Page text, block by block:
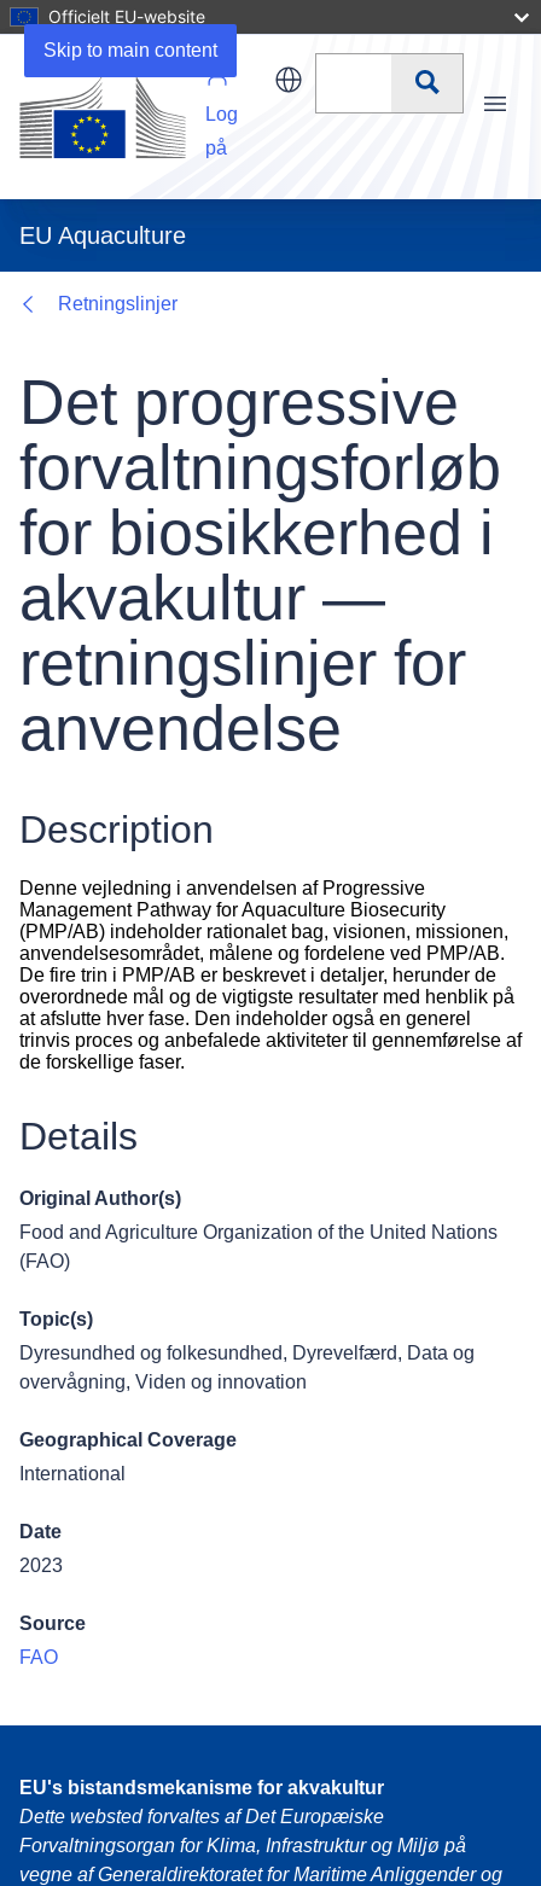
Skip to main content
Officielt EU-website
Log
på
Søg
EU Aquaculture
Menu
Retningslinjer
Det progressive
forvaltningsforløb
for biosikkerhed i
akvakultur —
retningslinjer for
anvendelse
Details
Description
Denne vejledning i anvendelsen af Progressive
Management Pathway for Aquaculture Biosecurity
(PMP/AB) indeholder rationalet bag, visionen, missionen,
anvendelsesområdet, målene og fordelene ved PMP/AB.
De fire trin i PMP/AB er beskrevet i detaljer, herunder de
overordnede mål og de vigtigste resultater med henblik på
at afslutte hver fase. Den indeholder også en generel
trinvis proces og anbefalede aktiviteter til gennemførelse af
de forskellige faser.
Details
Original Author(s)
Food and Agriculture Organization of the United Nations
(FAO)
Topic(s)
Dyresundhed og folkesundhed, Dyrevelfærd, Data og
overvågning, Viden og innovation
Geographical Coverage
International
Date
2023
Source
FAO
EU's bistandsmekanisme for akvakultur
Dette websted forvaltes af Det Europæiske
Forvaltningsorgan for Klima, Infrastruktur og Miljø på
vegne af Generaldirektoratet for Maritime Anliggender og